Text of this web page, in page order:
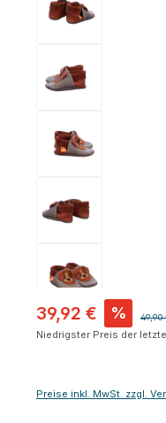
39,92 € % 49,90
Niedrigster Preis der
Preise inkl. MwSt. zzgl.